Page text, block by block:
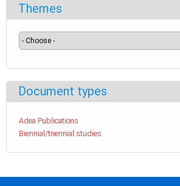
Themes
Document types
Adea Publications
Biennial/triennial studies